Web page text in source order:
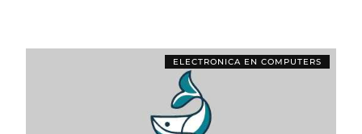
ELECTRONICA EN COMPUTERS